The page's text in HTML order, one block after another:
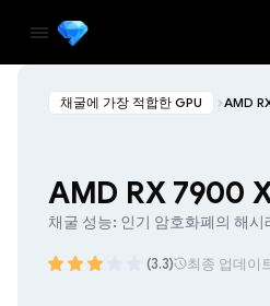
채굴에 가장 적합한 GPU AMD
AMD RX 7900
채굴 성능: 인기 암호화폐의 해
(3.3) 최종 업데이